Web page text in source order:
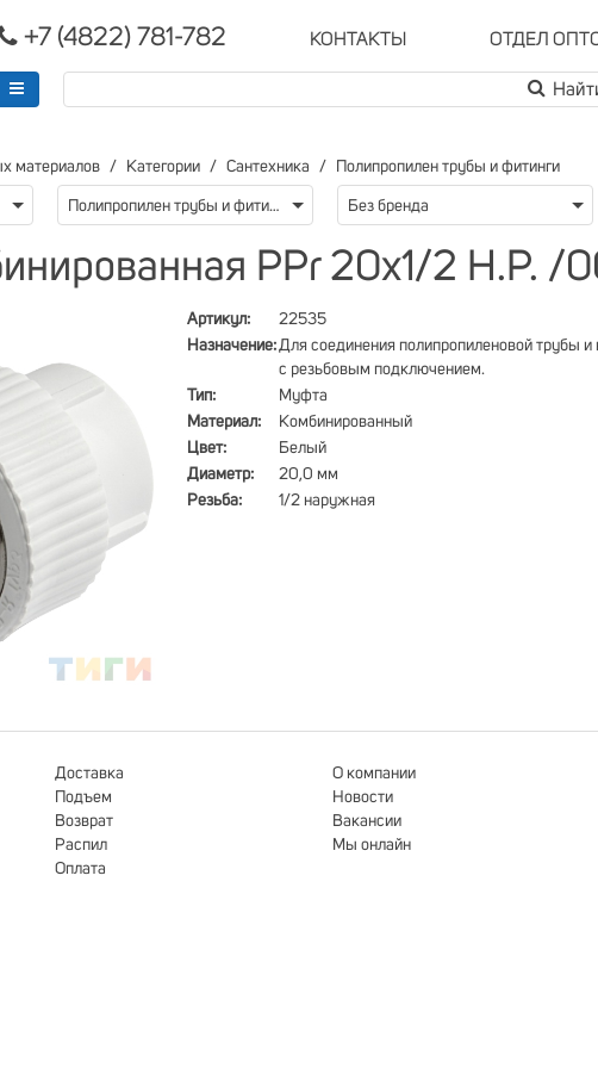
+7 (4822) 781-782 КОНТАКТЫ ОТДЕЛ
материалов Категории Сантехника Полипропилен трубы и фитинги
Полипропилен трубы и фитинги Без бренда
PPr 20х1/2 Н.Р. /
Артикул:
22535
Назначение:Для соединения полипропиленовой трубы
с резьбовым подключением.
Тип:
Муфта
Материал:
Комбинированный
Цвет:
Белый
Диаметр:
20,0 мм
Резьба:
1/2 наружная
Доставка
Подъем
Возврат
Распил
Оплата
О компании
Новости
Вакансии
Мы онлайн